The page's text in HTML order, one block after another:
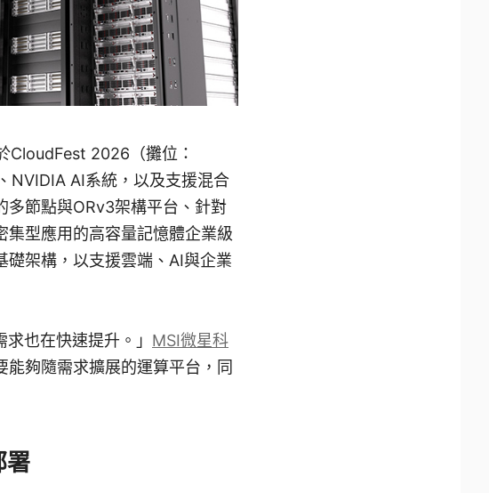
CloudFest 2026（攤位：
NVIDIA AI系統，以及支援混合
多節點與ORv3架構平台、針對
集型應用的高容量記憶體企業級
架構，以支援雲端、AI與企業
也在快速提升。」 MSI微星科
夠隨需求擴展的運算平台，同
署